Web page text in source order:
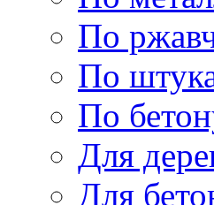
По
По
По
Для
Для